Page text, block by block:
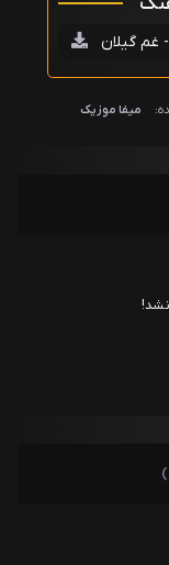
غم گیلان
میفا موزیک
نشد!
)